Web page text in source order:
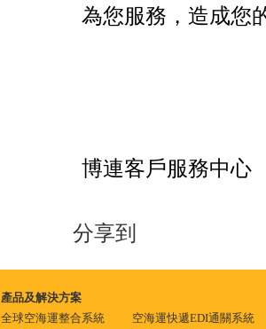
為您服務，造成您
博連客戶服務中
分享到
產品及解決方案
全球空海運整合系統
空海運快遞EDI通關系統